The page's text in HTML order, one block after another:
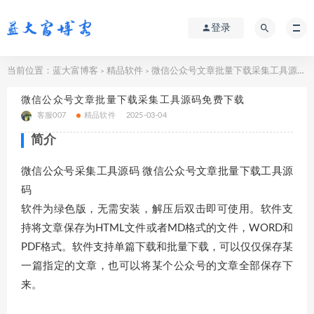
登录
当前位置： 蓝大富博客 > 精品软件 > 微信公众号文章批量下载采集工具源码免费下载
微信公众号文章批量下载采集工具源码免费下载
客服007 精品软件 2025-03-04
简介
微信公众号采集工具源码 微信公众号文章批量下载工具源
码
软件为绿色版，无需安装，解压后双击即可使用。软件支
持将文章保存为HTML文件或者MD格式的文件，WORD和
PDF格式。软件支持单篇下载和批量下载，可以仅仅保存某
一篇指定的文章，也可以将某个公众号的文章全部保存下
来。